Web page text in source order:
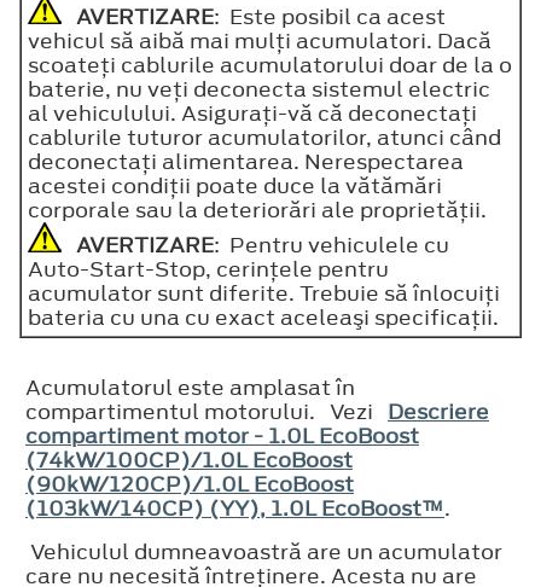
AVERTIZARE: Este posibil ca acest
vehicul să aibă mai mulţi acumulatori. Dacă
scoateţi cablurile acumulatorului doar de la o
baterie, nu veţi deconecta sistemul electric
al vehiculului. Asiguraţi-vă că deconectaţi
cablurile tuturor acumulatorilor, atunci când
deconectaţi alimentarea. Nerespectarea
acestei condiţii poate duce la vătămări
corporale sau la deteriorări ale proprietăţii.
AVERTIZARE: Pentru vehiculele cu
Auto-Start-Stop, cerinţele pentru
acumulator sunt diferite. Trebuie să înlocuiţi
bateria cu una cu exact aceleaşi specificaţii.
Acumulatorul este amplasat în
compartimentul motorului. Vezi Descriere
compartiment motor - 1.0L EcoBoost
(74kW/100CP)/1.0L EcoBoost
(90kW/120CP)/1.0L EcoBoost
(103kW/140CP) (YY), 1.0L EcoBoost™.
Vehiculul dumneavoastră are un acumulator
care nu necesită întreţinere. Acesta nu are